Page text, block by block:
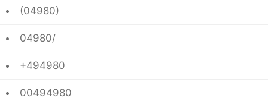
(04980)
04980/
+494980
00494980